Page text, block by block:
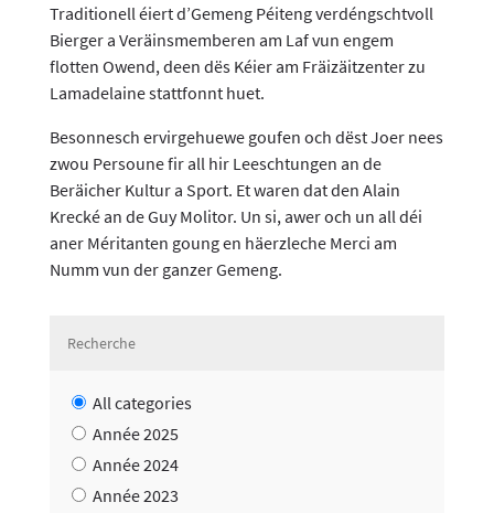
Traditionell éiert d’Gemeng Péiteng verdéngschtvoll
Bierger a Veräinsmemberen am Laf vun engem
flotten Owend, deen dës Kéier am Fräizäitzenter zu
Lamadelaine stattfonnt huet.
Besonnesch ervirgehuewe goufen och dëst Joer nees
zwou Persoune fir all hir Leeschtungen an de
Beräicher Kultur a Sport. Et waren dat den Alain
Krecké an de Guy Molitor. Un si, awer och un all déi
aner Méritanten goung en häerzleche Merci am
Numm vun der ganzer Gemeng.
All categories
Année 2025
Année 2024
Année 2023